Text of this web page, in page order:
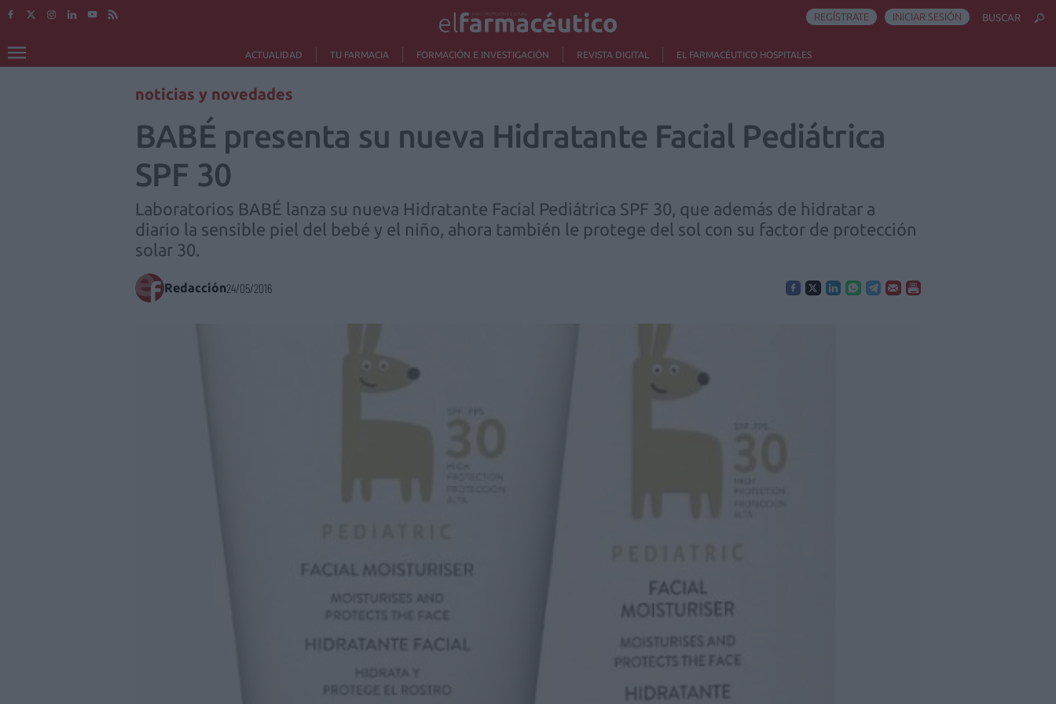
ACTUALIDAD TU FARMACIA FORMACIÓN E INVESTIGACIÓN REVISTA DIGITAL EL FARMACÉUTICO HOSPITALES
REGÍSTRATE INICIAR SESIÓN BUSCAR
noticias y novedades
BABÉ presenta su nueva Hidratante Facial Pediátrica
SPF 30
Laboratorios BABÉ lanza su nueva Hidratante Facial Pediátrica SPF 30, que además de hidratar a
diario la sensible piel del bebé y el niño, ahora también le protege del sol con su factor de protección
solar 30.
Redacción24/05/2016